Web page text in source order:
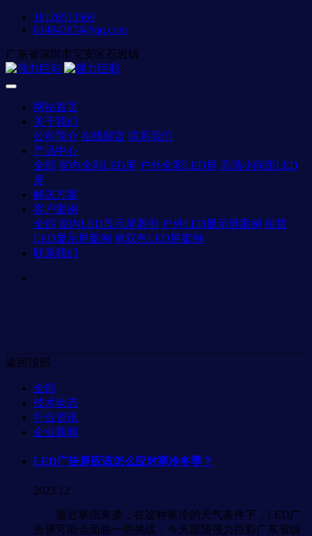
18126513569
814842674@qq.com
广东省深圳市宝安区石岩镇
网站首页
关于我们
公司简介 在线留言 联系我们
产品中心
全部 室内全彩LED屏 户外全彩LED屏 高清小间距LED
屏
解决方案
客户案例
全部 室内LED显示屏案例 户外LED显示屏案例 租赁
LED显示屏案例 单双色LED屏案例
联系我们
返回顶部
全部
技术动态
行业资讯
企业新闻
LED广告屏应该怎么应对寒冷冬季？
2023.12
最近寒流来袭，在这种寒冷的天气条件下，LED广
告屏可能会面临一些挑战，今天跟随强力巨彩广东省级